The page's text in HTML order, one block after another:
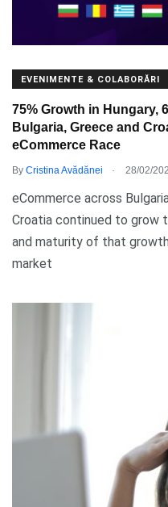
EVENIMENTE & COLABORĂRI
75% Growth in Hungary,
Bulgaria, Greece and
eCommerce Race
By Cristina Avădănei . 28/02/
eCommerce across
Croatia continued to grow
and maturity of that
market